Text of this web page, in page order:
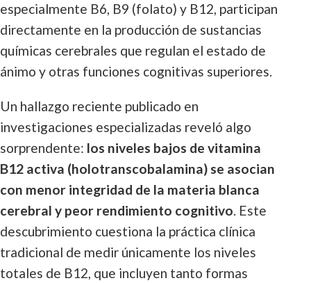
especialmente B6, B9 (folato) y B12, participan
directamente en la producción de sustancias
químicas cerebrales que regulan el estado de
ánimo y otras funciones cognitivas superiores.
Un hallazgo reciente publicado en
investigaciones especializadas reveló algo
sorprendente: los niveles bajos de vitamina
B12 activa (holotranscobalamina) se asocian
con menor integridad de la materia blanca
cerebral y peor rendimiento cognitivo. Este
descubrimiento cuestiona la práctica clínica
tradicional de medir únicamente los niveles
totales de B12, que incluyen tanto formas